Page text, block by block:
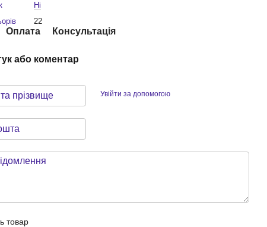
Ні
22
Оплата Консультація
або коментар
Увійти за допомогою
товар